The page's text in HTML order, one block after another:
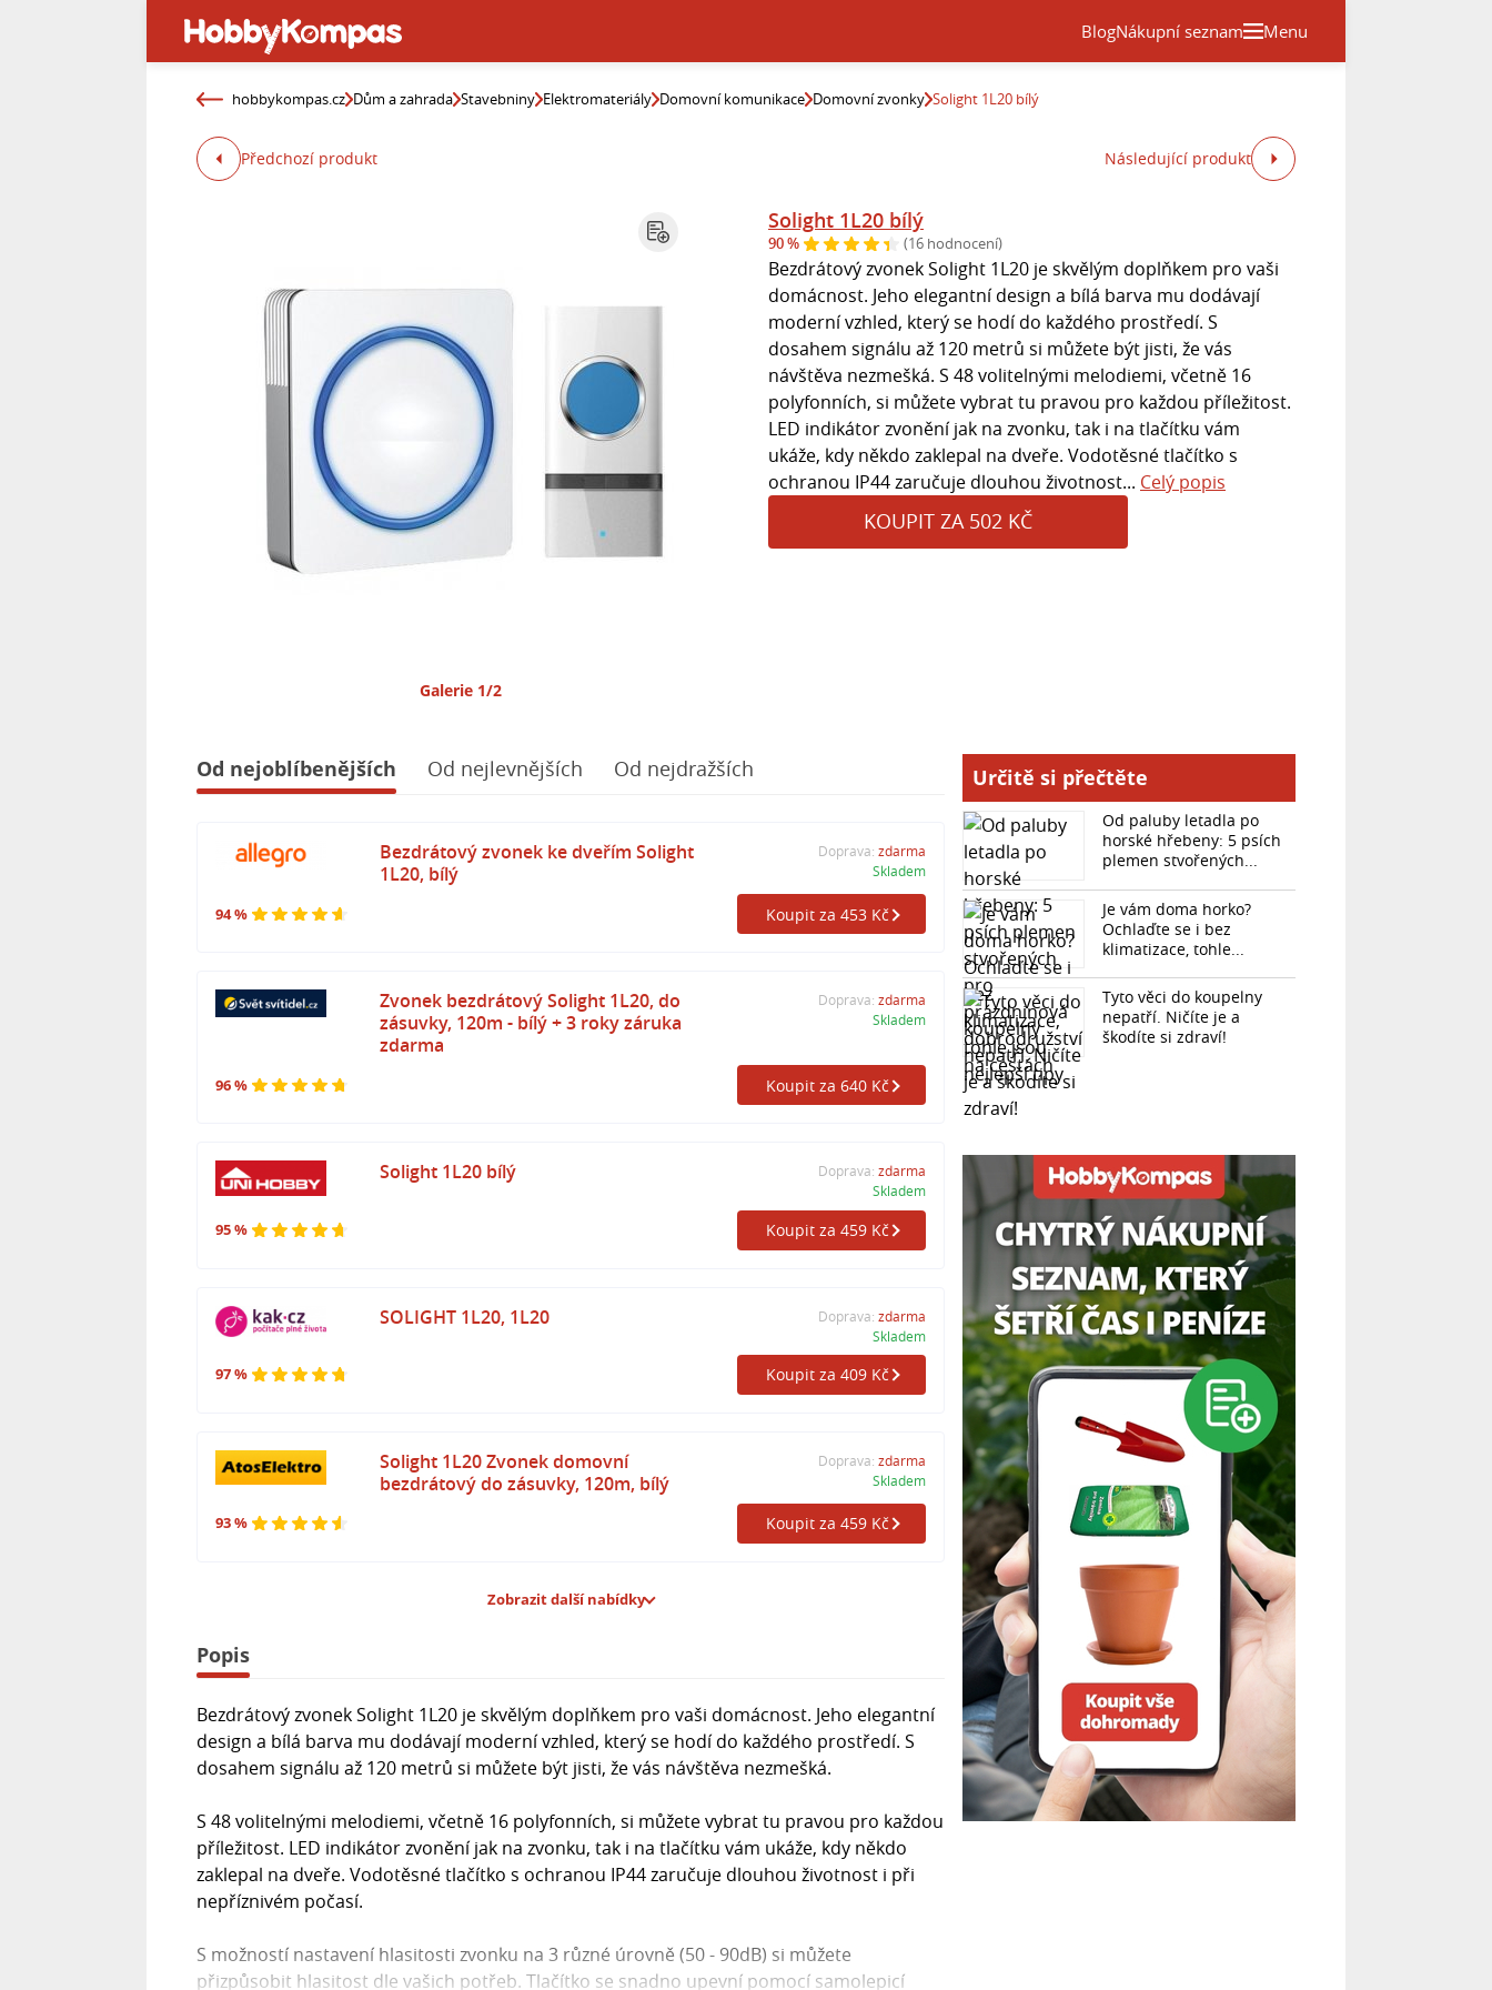
BlogNákupní seznam Menu
hobbykompas.cz Dům a zahrada Stavebniny Elektromateriály Domovní komunikace Domovní zvonky Solight 1L20 bílý
Předchozí produkt Následující produkt
Galerie 1/2
Solight 1L20 bílý
90 % (16 hodnocení)
Bezdrátový zvonek Solight 1L20 je skvělým doplňkem pro vaši
domácnost. Jeho elegantní design a bílá barva mu dodávají
moderní vzhled, který se hodí do každého prostředí. S
dosahem signálu až 120 metrů si můžete být jisti, že vás
návštěva nezmešká. S 48 volitelnými melodiemi, včetně 16
polyfonních, si můžete vybrat tu pravou pro každou příležitost.
LED indikátor zvonění jak na zvonku, tak i na tlačítku vám
ukáže, kdy někdo zaklepal na dveře. Vodotěsné tlačítko s
ochranou IP44 zaručuje dlouhou životnost... Celý popis
KOUPIT ZA 502 KČ
Od nejoblíbenějších Od nejlevnějších Od nejdražších
94 %
Bezdrátový zvonek ke dveřím Solight
1L20, bílý
Doprava: zdarma
Skladem
Koupit za 453 Kč
96 %
Zvonek bezdrátový Solight 1L20, do
zásuvky, 120m - bílý + 3 roky záruka
zdarma
Doprava: zdarma
Skladem
Koupit za 640 Kč
95 %
Solight 1L20 bílý Doprava: zdarma
Skladem
Koupit za 459 Kč
97 %
SOLIGHT 1L20, 1L20 Doprava: zdarma
Skladem
Koupit za 409 Kč
93 %
Solight 1L20 Zvonek domovní
bezdrátový do zásuvky, 120m, bílý
Doprava: zdarma
Skladem
Koupit za 459 Kč
Zobrazit další nabídky
Popis
Bezdrátový zvonek Solight 1L20 je skvělým doplňkem pro vaši domácnost. Jeho elegantní
design a bílá barva mu dodávají moderní vzhled, který se hodí do každého prostředí. S
dosahem signálu až 120 metrů si můžete být jisti, že vás návštěva nezmešká.
S 48 volitelnými melodiemi, včetně 16 polyfonních, si můžete vybrat tu pravou pro každou
příležitost. LED indikátor zvonění jak na zvonku, tak i na tlačítku vám ukáže, kdy někdo
zaklepal na dveře. Vodotěsné tlačítko s ochranou IP44 zaručuje dlouhou životnost i při
nepříznivém počasí.
S možností nastavení hlasitosti zvonku na 3 různé úrovně (50 - 90dB) si můžete
přizpůsobit hlasitost dle vašich potřeb. Tlačítko se snadno upevní pomocí samolepicí
Určitě si přečtěte
Od paluby letadla po
horské hřebeny: 5 psích
plemen stvořených...
Je vám doma horko?
Ochlaďte se i bez
klimatizace, tohle...
Tyto věci do koupelny
nepatří. Ničíte je a
škodíte si zdraví!